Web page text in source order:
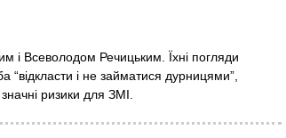
і Всеволодом Речицьким. Їхні погляди
“відкласти і не займатися дурницями”,
ризики для ЗМІ.